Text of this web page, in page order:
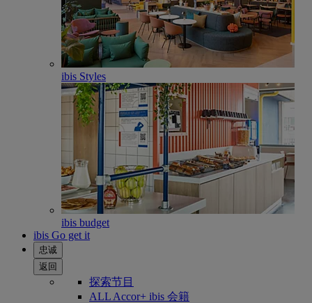
ibis Styles
ibis budget
ibis Go get it
忠诚
返回
探索节目
ALL Accor+ ibis 会籍